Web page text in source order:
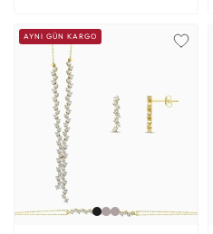
AYNI GÜN KARGO